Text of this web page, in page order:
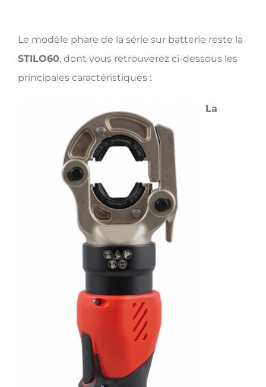
Le modèle phare de la série sur batterie reste la
STILO60, dont vous retrouverez ci-dessous les
principales caractéristiques :
La